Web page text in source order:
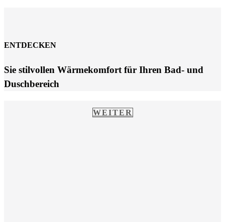
ENTDECKEN
Sie stilvollen Wärmekomfort für Ihren Bad- und
Duschbereich
WEITER